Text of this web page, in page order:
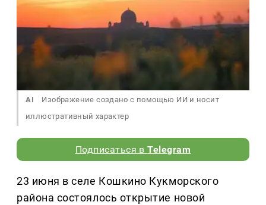
AI
Изображение создано с помощью ИИ и носит
иллюстративный характер
Подписаться вTelegram
23 июня в селе Кошкино Кукморского
района состоялось открытие новой